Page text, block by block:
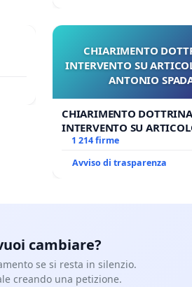
CHIARIMENTO
INTERVENTO SU
ANTONIO
CHIARIMENTO
INTERVENTO SU
ANTONIO SPADARO
1 214 firme
Avviso di trasparenza
cambiare?
se si resta in silenzio.
creando una petizione.